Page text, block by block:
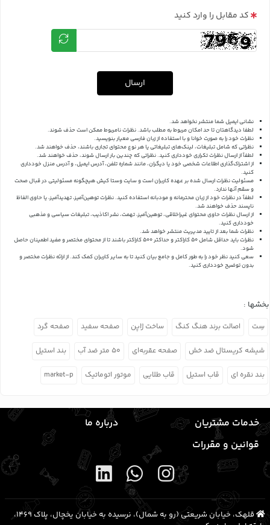
کد مقابل را وارد کنید
ارسال
نشانی ایمیل شما منتشر نخواهد شد.
لطفا دیدگاهتان تا حد امکان مربوط به مطلب باشد. نظرات نامربوط ممکن است حذف شوند.
نظرات خود را به صورت خوانا و با استفاده از زبان فارسی معیار بنویسید.
نظراتی که شامل تبلیغات، لینک‌های تبلیغاتی یا هر نوع محتوای تجاری باشند، حذف خواهند شد.
لطفاً از ارسال نظرات تکراری خودداری کنید. نظراتی که چندین بار ارسال شوند، حذف خواهند شد.
از اشتراک‌گذاری اطلاعات شخصی خود یا دیگران، مانند شماره تلفن، آدرس ایمیل، و آدرس منزل خودداری
کنید.
مسئولیت نظرات ارسال شده بر عهده کاربران است و سایت وستا کیش هیچگونه مسئولیتی در قبال صحت
و سقم آنها ندارد.
لطفاً در نظرات خود از زبان محترمانه و مودبانه استفاده کنید. نظرات توهین‌آمیز، تهدیدآمیز، یا حاوی الفاظ
ناپسند حذف خواهند شد.
از ارسال نظرات حاوی محتوای غیراخلاقی، توهین‌آمیز، تهمت، نشر اکاذیب، تبلیغات سیاسی و مذهبی
خودداری کنید.
نظرات شما بعد از تایید مدیریت منتشر خواهد شد.
نظرات باید حداقل شامل 50 کاراکتر و حداکثر 500 کاراکتر باشند تا از محتوای مختصر و مفید اطمینان حاصل
شود.
سعی کنید نظر خود را به طور کامل و جامع بیان کنید تا به سایر کاربران کمک کند.از ارائه نظرات مختصر و
بدون توضیح خودداری کنید.
بخشها :
سِت اصالت برند هنگ کنگ ساخت ژاپن صفحه سفید صفحه گرد
شیشه کریستال ضد خش صفحه عقربه‌ای ۵۰ متر ضد آب بند استیل
بند نقره ای قاب استیل قاب طلایی موتور اتوماتیک market-p
خدمات مشتریان
درباره ما
قوانین و مقررات
قلهک، خیابان شریعتی (رو به شمال)، نرسیده به خیابان یخچال، پلاک ۱۴۶۹،